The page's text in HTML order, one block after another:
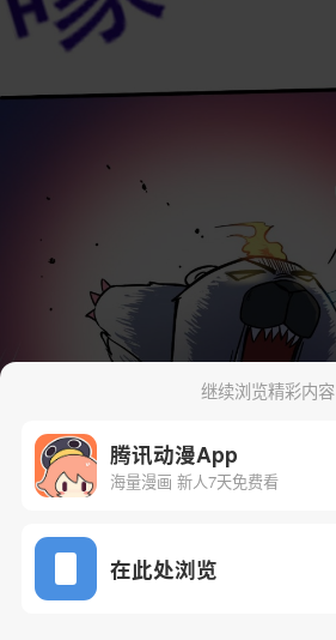
继续浏览精彩内容
腾讯动漫App
海量漫画 新人7天免费看
在此处浏览